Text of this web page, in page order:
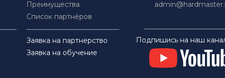
Преимущества
Список партнёров
Заявка на партнерство
Заявка на обучение
Подпишись на наш